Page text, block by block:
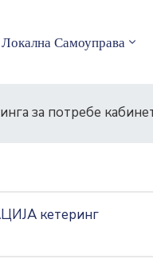
Локална Самоуправа
за потребе
кетеринг